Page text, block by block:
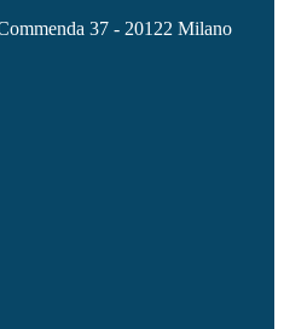
37 - 20122 Milano